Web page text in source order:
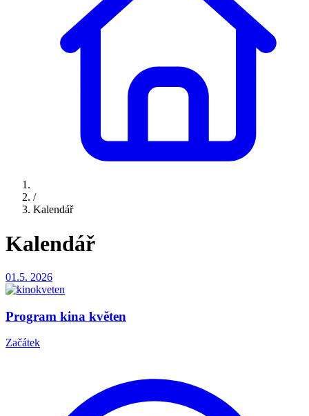
/
Kalendář
Kalendář
01.5. 2026
Program kina květen
Začátek